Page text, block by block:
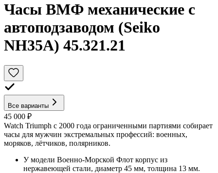
Часы ВМФ механические с
автоподзаводом (Seiko
NH35A) 45.321.21
Все варианты
45 000 ₽
Watch Triumph с 2000 года ограниченными партиями собирает
часы для мужчин экстремальных профессий: военных,
моряков, лётчиков, полярников.
У модели Военно-Морской Флот корпус из
нержавеющей стали, диаметр 45 мм, толщина 13 мм.